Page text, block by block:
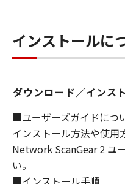
ないものとします。
８．契約期間
記のボタンをクリッ
し、下記(2)または
効に存続します。
(2) お客様は、「本
り、本契約書を終了
インストールに
ダウンロード／インス
■ユーザーズガイドにつ
インストール方法や使
Network ScanGear 2 ユ
い。
■インストール手順